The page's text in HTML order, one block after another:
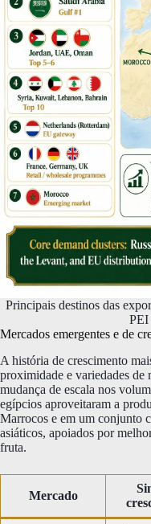
Principais destinos das
PEI
Mercados emergentes e de
A história de crescimento
proximidade e variedades
mudança de escala nos
egípcios aproveitaram a
Marrocos e em um conjunto
asiáticos, apoiados por
fruta.
Mercado